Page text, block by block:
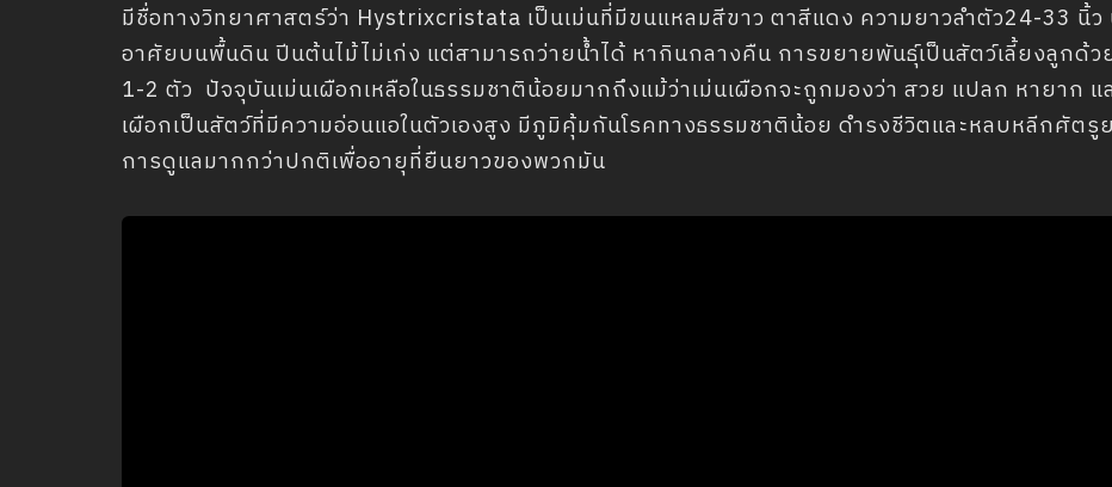
มีชื่อทางวิทยาศาสตร์ว่า Hystrixcristata เป็นเม่นที่มีขนแหลมสีขาว ตาสีแดง ความยาวลำตัว24-33 นิ้
อาศัยบนพื้นดิน ปีนต้นไม้ไม่เก่ง แต่สามารถว่ายน้ำได้ หากินกลางคืน การขยายพันธุ์เป็นสัตว์เลี้ยงลูกด้
1-2 ตัว ปัจจุบันเม่นเผือกเหลือในธรรมชาติน้อยมากถึงแม้ว่าเม่นเผือกจะถูกมองว่า สวย แปลก หายาก
เผือกเป็นสัตว์ที่มีความอ่อนแอในตัวเองสูง มีภูมิคุ้มกันโรคทางธรรมชาติน้อย ดำรงชีวิตและหลบหลีกศัต
การดูแลมากกว่าปกติเพื่ออายุที่ยืนยาวของพวกมัน